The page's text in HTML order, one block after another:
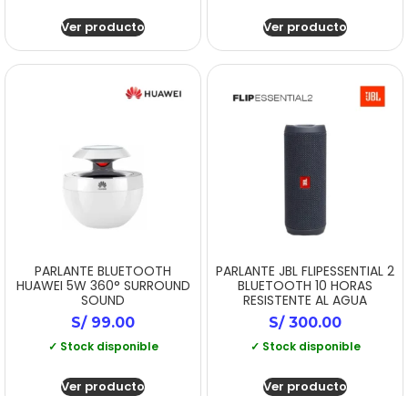
Ver producto Ver producto
PARLANTE BLUETOOTH
HUAWEI 5W 360° SURROUND
SOUND
S/99.00
✓ Stock disponible
Ver producto
PARLANTE JBL FLIPESSENTIAL 2
BLUETOOTH 10 HORAS
RESISTENTE AL AGUA
S/300.00
✓ Stock disponible
Ver producto